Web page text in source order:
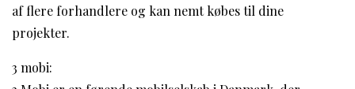
af flere forhandlere og kan nemt købes til dine
projekter.
3 mobi: